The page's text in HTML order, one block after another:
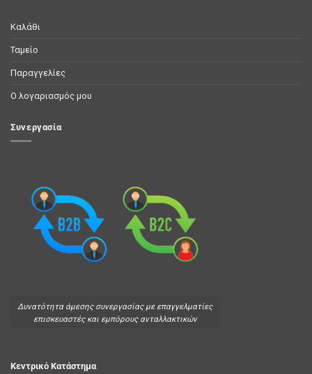
Καλάθι
Ταμείο
Παραγγελίες
Ο λογαριασμός μου
Συνεργασία
Δυνατότητα άμεσης συνεργασίας με επαγγελματίες
επισκευαστές και εμπόρους ανταλλακτικών
Κεντρικό Κατάστημα